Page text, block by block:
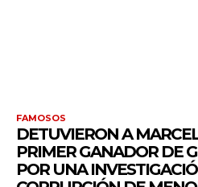
FAMOSOS
DETUVIERON A
PRIMER GANADOR DE
POR UNA